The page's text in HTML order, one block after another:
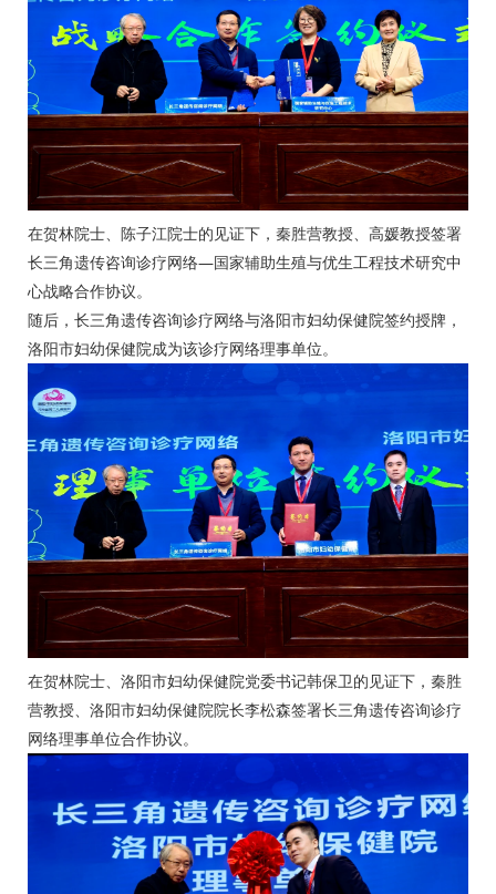
在贺林院士、陈子江院士的见证下，秦胜营教授、高媛教授签署
长三角遗传咨询诊疗网络—国家辅助生殖与优生工程技术研究中
心战略合作协议。
随后，长三角遗传咨询诊疗网络与洛阳市妇幼保健院签约授牌，
洛阳市妇幼保健院成为该诊疗网络理事单位。
在贺林院士、洛阳市妇幼保健院党委书记韩保卫的见证下，秦胜
营教授、洛阳市妇幼保健院院长李松森签署长三角遗传咨询诊疗
网络理事单位合作协议。